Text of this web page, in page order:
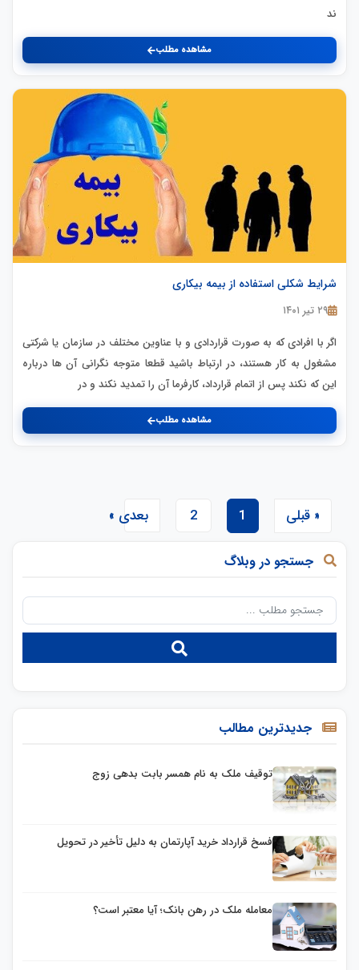
ند
مشاهده مطلب
شرایط شکلی استفاده از بیمه بیکاری
۲۹ تیر ۱۴۰۱
اگر با افرادی که به صورت قراردادی و با عناوین مختلف در سازمان یا شرکتی
مشغول به کار هستند، در ارتباط باشید قطعا متوجه نگرانی آن ها درباره
این که نکند پس از اتمام قرارداد، کارفرما آن را تمدید نکند و در
مشاهده مطلب
« قبلی 1
2 بعدی »
جستجو در وبلاگ
جدیدترین مطالب
توقیف ملک به نام همسر بابت بدهی زوج
فسخ قرارداد خرید آپارتمان به دلیل تأخیر در تحویل
معامله ملک در رهن بانک؛ آیا معتبر است؟